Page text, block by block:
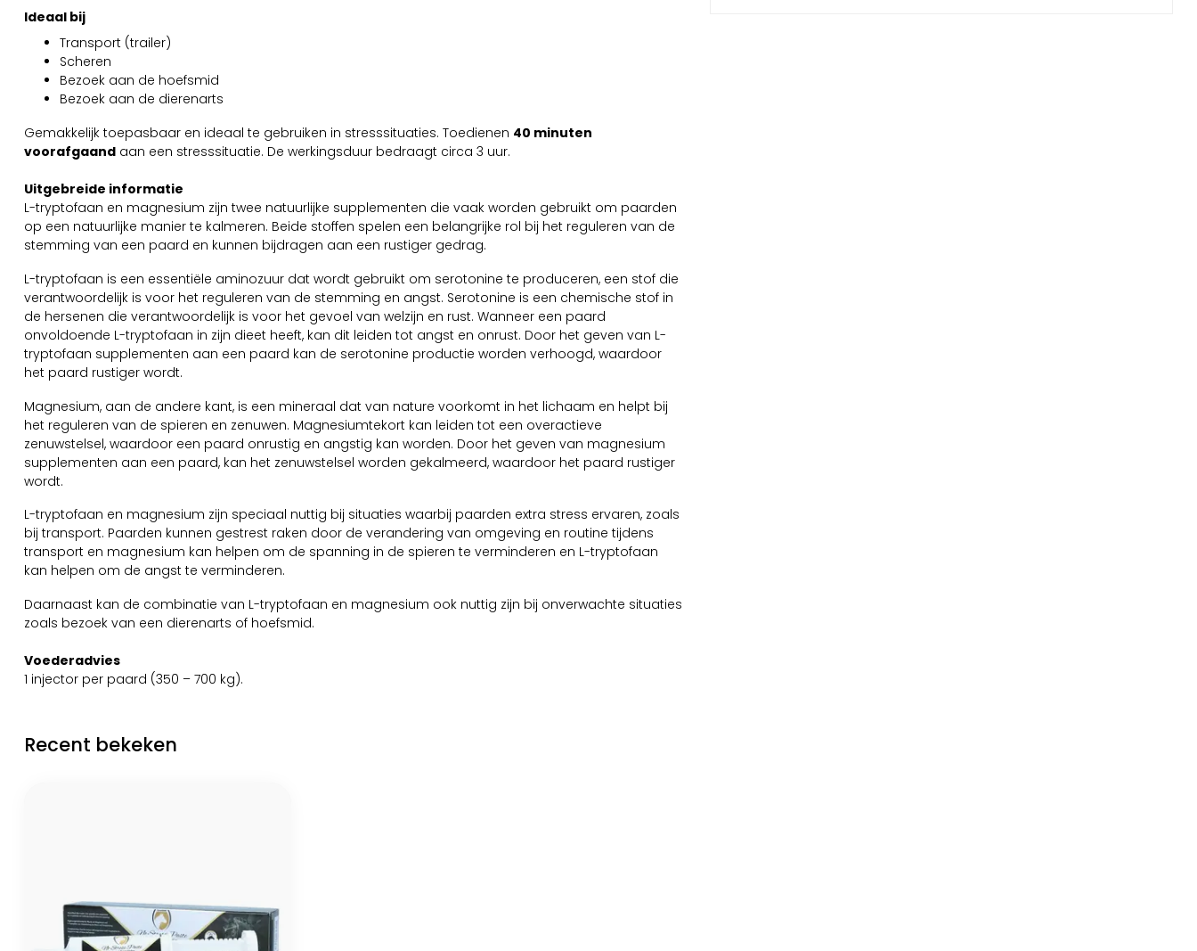
Ideaal bij
Transport (trailer)
Scheren
Bezoek aan de hoefsmid
Bezoek aan de dierenarts
Gemakkelijk toepasbaar en ideaal te gebruiken in stresssituaties. Toedienen 40 minuten
voorafgaand aan een stresssituatie. De werkingsduur bedraagt circa 3 uur.
Uitgebreide informatie
L-tryptofaan en magnesium zijn twee natuurlijke supplementen die vaak worden gebruikt om paarden
op een natuurlijke manier te kalmeren. Beide stoffen spelen een belangrijke rol bij het reguleren van de
stemming van een paard en kunnen bijdragen aan een rustiger gedrag.
L-tryptofaan is een essentiële aminozuur dat wordt gebruikt om serotonine te produceren, een stof die
verantwoordelijk is voor het reguleren van de stemming en angst. Serotonine is een chemische stof in
de hersenen die verantwoordelijk is voor het gevoel van welzijn en rust. Wanneer een paard
onvoldoende L-tryptofaan in zijn dieet heeft, kan dit leiden tot angst en onrust. Door het geven van L-
tryptofaan supplementen aan een paard kan de serotonine productie worden verhoogd, waardoor
het paard rustiger wordt.
Magnesium, aan de andere kant, is een mineraal dat van nature voorkomt in het lichaam en helpt bij
het reguleren van de spieren en zenuwen. Magnesiumtekort kan leiden tot een overactieve
zenuwstelsel, waardoor een paard onrustig en angstig kan worden. Door het geven van magnesium
supplementen aan een paard, kan het zenuwstelsel worden gekalmeerd, waardoor het paard rustiger
wordt.
L-tryptofaan en magnesium zijn speciaal nuttig bij situaties waarbij paarden extra stress ervaren, zoals
bij transport. Paarden kunnen gestrest raken door de verandering van omgeving en routine tijdens
transport en magnesium kan helpen om de spanning in de spieren te verminderen en L-tryptofaan
kan helpen om de angst te verminderen.
Daarnaast kan de combinatie van L-tryptofaan en magnesium ook nuttig zijn bij onverwachte situaties
zoals bezoek van een dierenarts of hoefsmid.
Voederadvies
1 injector per paard (350 – 700 kg).
Recent bekeken